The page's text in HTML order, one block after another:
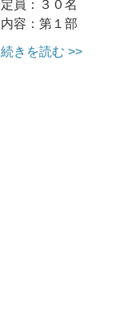
定員：３０名
内容：第１部
続きを読む >>